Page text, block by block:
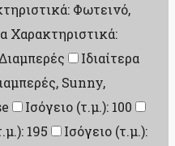
Φωτεινό,
Χαρακτηριστικά:
Ιδιαίτερα
Sunny,
Ισόγειο (τ.μ.): 100
195
Ισόγειο (τ.μ.):